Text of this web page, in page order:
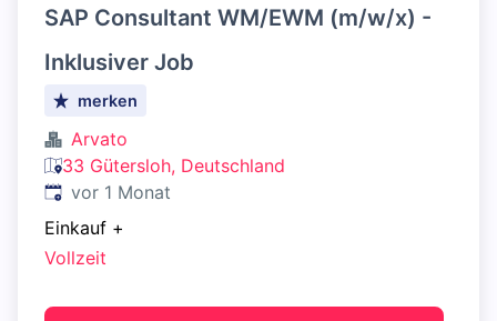
SAP Consultant WM/EWM (m/w/x) -
Inklusiver Job
merken
Arvato
33 Gütersloh, Deutschland
Veröffentlicht:
vor 1 Monat
Einkauf +
Vollzeit